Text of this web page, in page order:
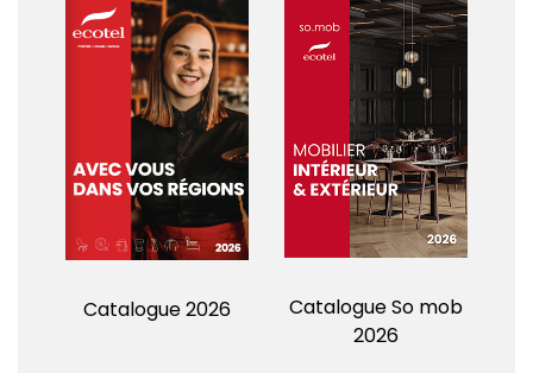
Catalogue 2026
Catalogue So mob
2026